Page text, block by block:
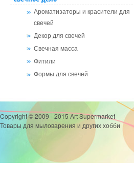
Ароматизаторы и красители для
свечей
Декор для свечей
Свечная масса
Фитили
Формы для свечей
Copyright © 2009 - 2015 Art Supermarket
Товары для мыловарения и других хобби